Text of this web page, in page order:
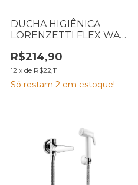
DUCHA HIGIÊNICA
LORENZETTI FLEX WAY
R$214,90
12 x de R$22,11
Só restam 2 em estoque!